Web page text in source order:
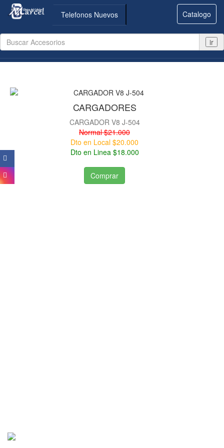
Telefonos Nuevos Catalogo
ir
CARGADORES
CARGADOR V8 J-504
Normal $21.000
Dto en Local $20.000
Dto en Linea $18.000